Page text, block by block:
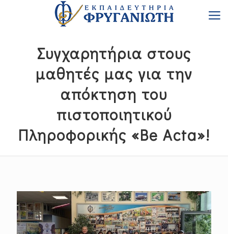
Συγχαρητήρια στους
μαθητές μας για την
απόκτηση του
πιστοποιητικού
Πληροφορικής «Be Acta»!